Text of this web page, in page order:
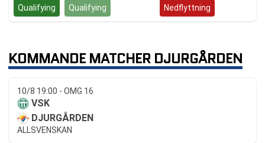
Qualifying Qualifying Nedflyttning
KOMMANDE MATCHER DJURGÅRDEN
10/8 19:00 - OMG 16
VSK
DJURGÅRDEN
ALLSVENSKAN